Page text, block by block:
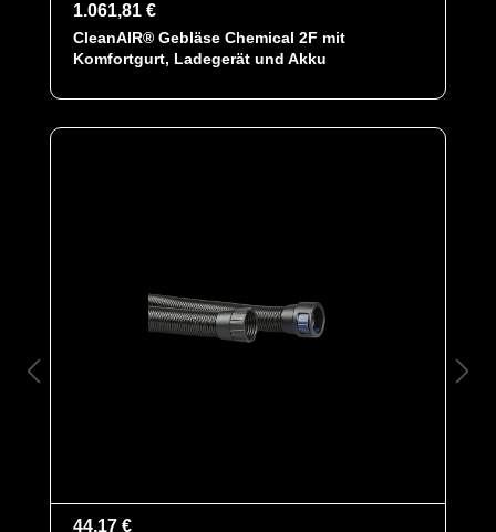
1.061,81 €
CleanAIR® Gebläse Chemical 2F mit
Komfortgurt, Ladegerät und Akku
44,17 €